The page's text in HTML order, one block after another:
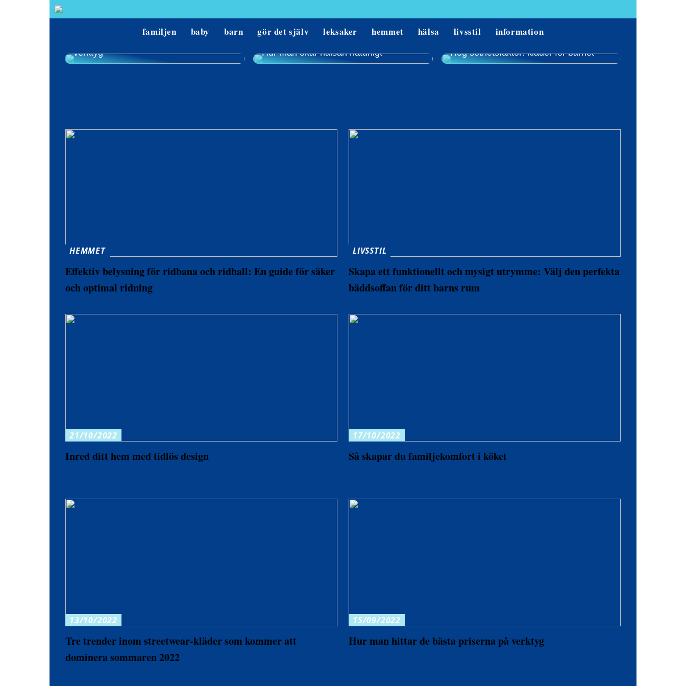
familjen baby barn gör det själv leksaker hemmet hälsa livsstil information
verktyg
Hur man ökar hälsan naturligt Hög söthetsfaktor: kläder för barnet
HEMMET
Effektiv belysning för ridbana och ridhall: En guide för säker
och optimal ridning
LIVSSTIL
Skapa ett funktionellt och mysigt utrymme: Välj den perfekta
bäddsoffan för ditt barns rum
21/10/2022
Inred ditt hem med tidlös design
17/10/2022
Så skapar du familjekomfort i köket
13/10/2022
Tre trender inom streetwear-kläder som kommer att
dominera sommaren 2022
15/09/2022
Hur man hittar de bästa priserna på verktyg